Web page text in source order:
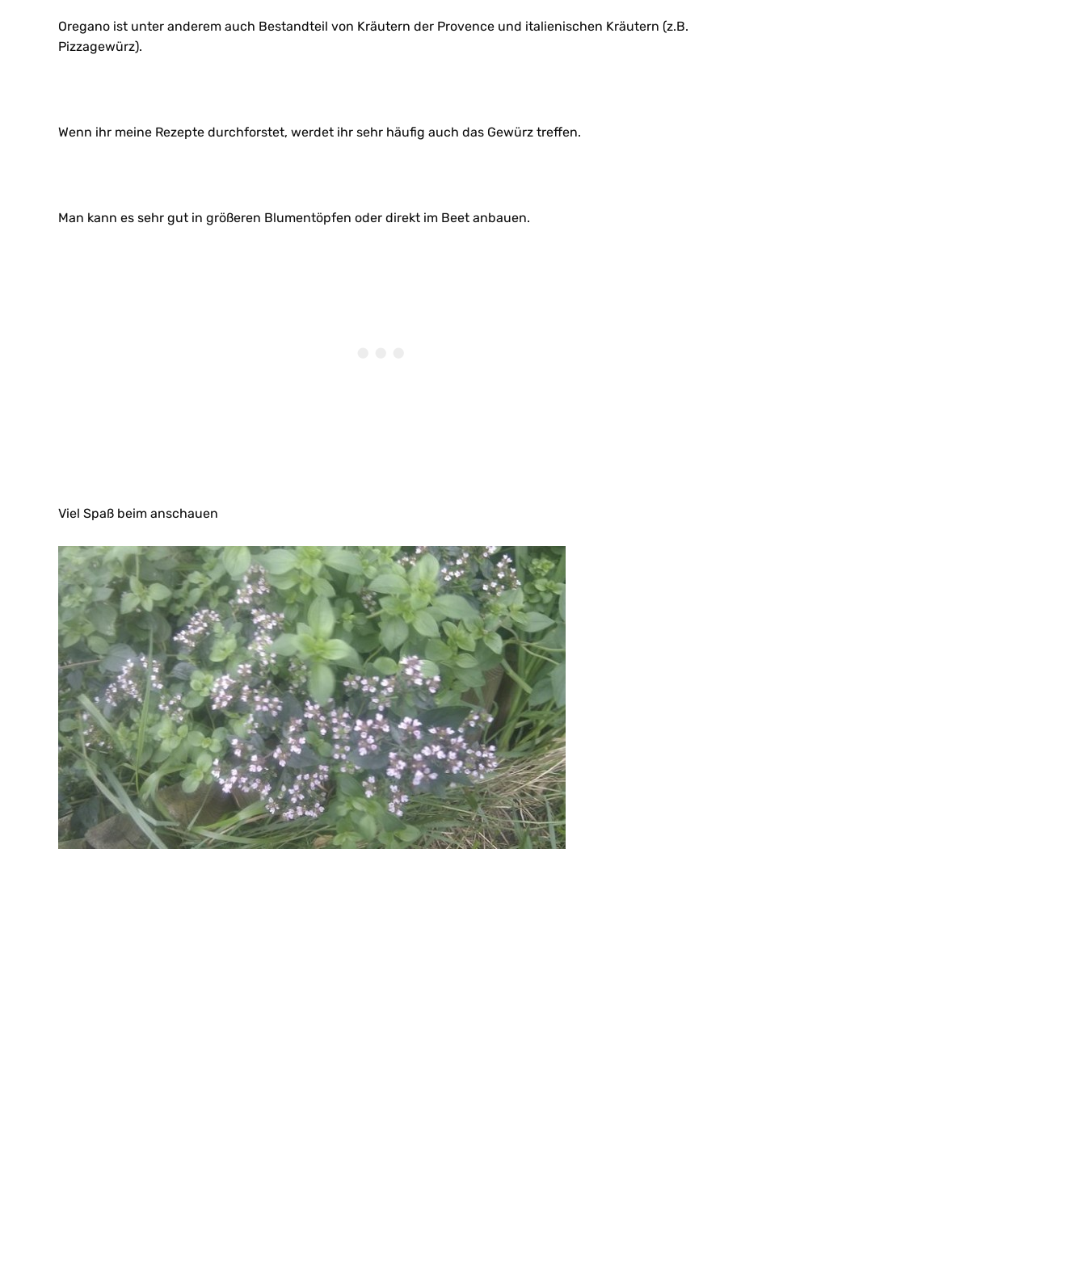
Oregano ist unter anderem auch Bestandteil von Kräutern der Provence und italienischen Kräutern (z.B.
Pizzagewürz).
Wenn ihr meine Rezepte durchforstet, werdet ihr sehr häufig auch das Gewürz treffen.
Man kann es sehr gut in größeren Blumentöpfen oder direkt im Beet anbauen.
Viel Spaß beim anschauen